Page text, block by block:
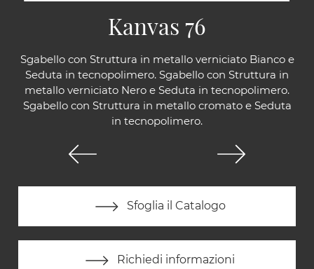
Sgabello con Struttura in metallo verniciato Bianco e
Seduta in tecnopolimero. Sgabello con Struttura in
metallo verniciato Nero e Seduta in tecnopolimero.
Sgabello con Struttura in metallo cromato e Seduta
in tecnopolimero.
Sfoglia il Catalogo
Richiedi informazioni
Kanvas 76